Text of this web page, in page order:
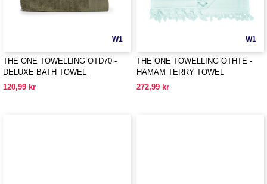
W1
THE ONE TOWELLING OTD70 -
DELUXE BATH TOWEL
120,99 kr
W1
THE ONE TOWELLING OTHTE -
HAMAM TERRY TOWEL
272,99 kr